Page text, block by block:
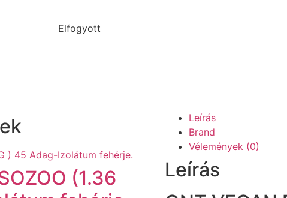
Elfogyott
(1.36
Leírás
Brand
Vélemények (0)
Leírás